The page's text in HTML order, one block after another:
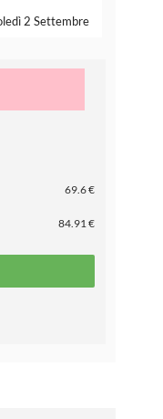
2 Settembre
69.6 €
84.91 €